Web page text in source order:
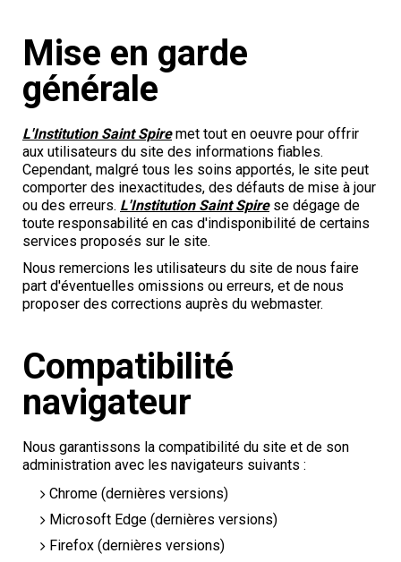
Mise en garde
générale
L'Institution Saint Spiremet tout en oeuvre pour offrir
aux utilisateurs du site des informations fiables.
Cependant, malgré tous les soins apportés, le site peut
comporter des inexactitudes, des défauts de mise à jour
ou des erreurs. L'Institution Saint Spirese dégage de
toute responsabilité en cas d'indisponibilité de certains
services proposés sur le site.
Nous remercions les utilisateurs du site de nous faire
part d'éventuelles omissions ou erreurs, et de nous
proposer des corrections auprès du webmaster.
Compatibilité
navigateur
Nous garantissons la compatibilité du site et de son
administration avec les navigateurs suivants :
Chrome (dernières versions)
Microsoft Edge (dernières versions)
Firefox (dernières versions)